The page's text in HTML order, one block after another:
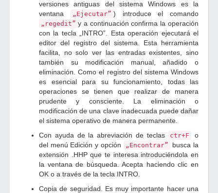
versiones antiguas del sistema Windows es la
ventana
„Ejecutar” ) introduce el comando
„regedit” y a continuación confirma la operación
con la tecla „INTRO”. Esta operación ejecutará el
editor del registro del sistema. Esta herramienta
facilita, no solo ver las entradas existentes, sino
también su modificación manual, añadido o
eliminación. Como el registro del sistema Windows
es esencial para su funcionamiento, todas las
operaciones se tienen que realizar de manera
prudente y consciente. La eliminación o
modificación de una clave inadecuada puede dañar
el sistema operativo de manera permanente.
Con ayuda de la abreviación de teclas
ctr+F
o
del menú Edición y opción
„Encontrar”
busca la
extensión .HHP que te interesa introduciéndola en
la ventana de búsqueda. Acepta haciendo clic en
OK o a través de la tecla INTRO.
Copia de seguridad. Es muy importante hacer una